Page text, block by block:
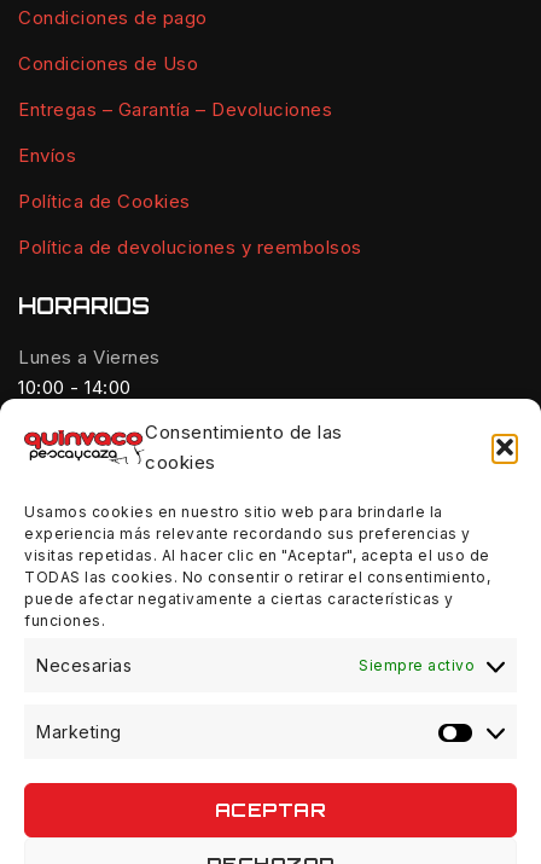
Consentimiento de las
cookies
Usamos cookies en nuestro sitio web para brindarle la
experiencia más relevante recordando sus preferencias y
visitas repetidas. Al hacer clic en "Aceptar", acepta el uso de
TODAS las cookies. No consentir o retirar el consentimiento,
puede afectar negativamente a ciertas características y
funciones.
Necesarias Siempre activo
Marketing
ACEPTAR
Condiciones de pago
Condiciones de Uso
Entregas – Garantía – Devoluciones
Envíos
Política de Cookies
Política de devoluciones y reembolsos
HORARIOS
Lunes a Viernes
10:00 - 14:00
Tardes:
18:00 - 21:00
Sábados:
10:00 - 14:00
Domingos:
Cerrado